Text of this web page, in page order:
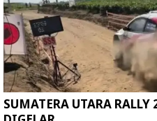
SUMATERA UTARA